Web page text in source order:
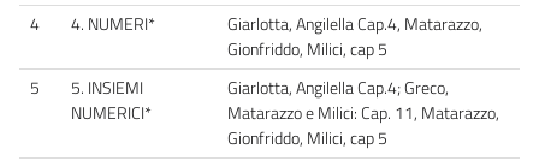
4
4. NUMERI*
Giarlotta, Angilella Cap.4, Matarazzo,
Gionfriddo, Milici, cap 5
5
5. INSIEMI
NUMERICI*
Giarlotta, Angilella Cap.4; Greco,
Matarazzo e Milici: Cap. 11, Matarazzo,
Gionfriddo, Milici, cap 5